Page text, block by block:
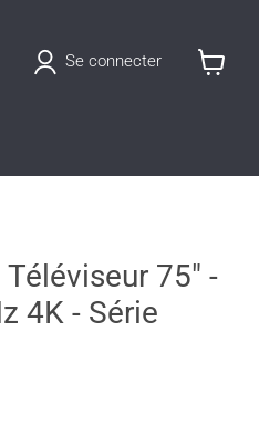
Se connecter
75" -
4K - Série